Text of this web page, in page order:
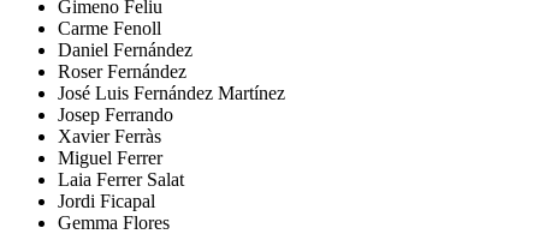
Gimeno Feliu
Carme Fenoll
Daniel Fernández
Roser Fernández
José Luis Fernández Martínez
Josep Ferrando
Xavier Ferràs
Miguel Ferrer
Laia Ferrer Salat
Jordi Ficapal
Gemma Flores